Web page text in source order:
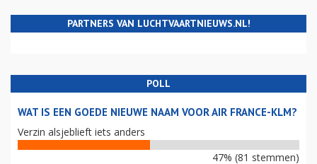
PARTNERS VAN LUCHTVAARTNIEUWS.NL!
POLL
WAT IS EEN GOEDE NIEUWE NAAM VOOR AIR FRANCE-KLM?
Verzin alsjeblieft iets anders
47% (81 stemmen)